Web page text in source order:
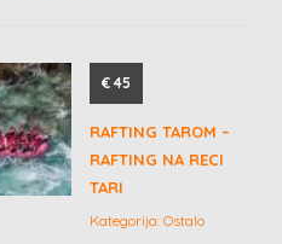
€ 45
RAFTING TAROM –
RAFTING NA RECI
TARI
Kategorija: Ostalo